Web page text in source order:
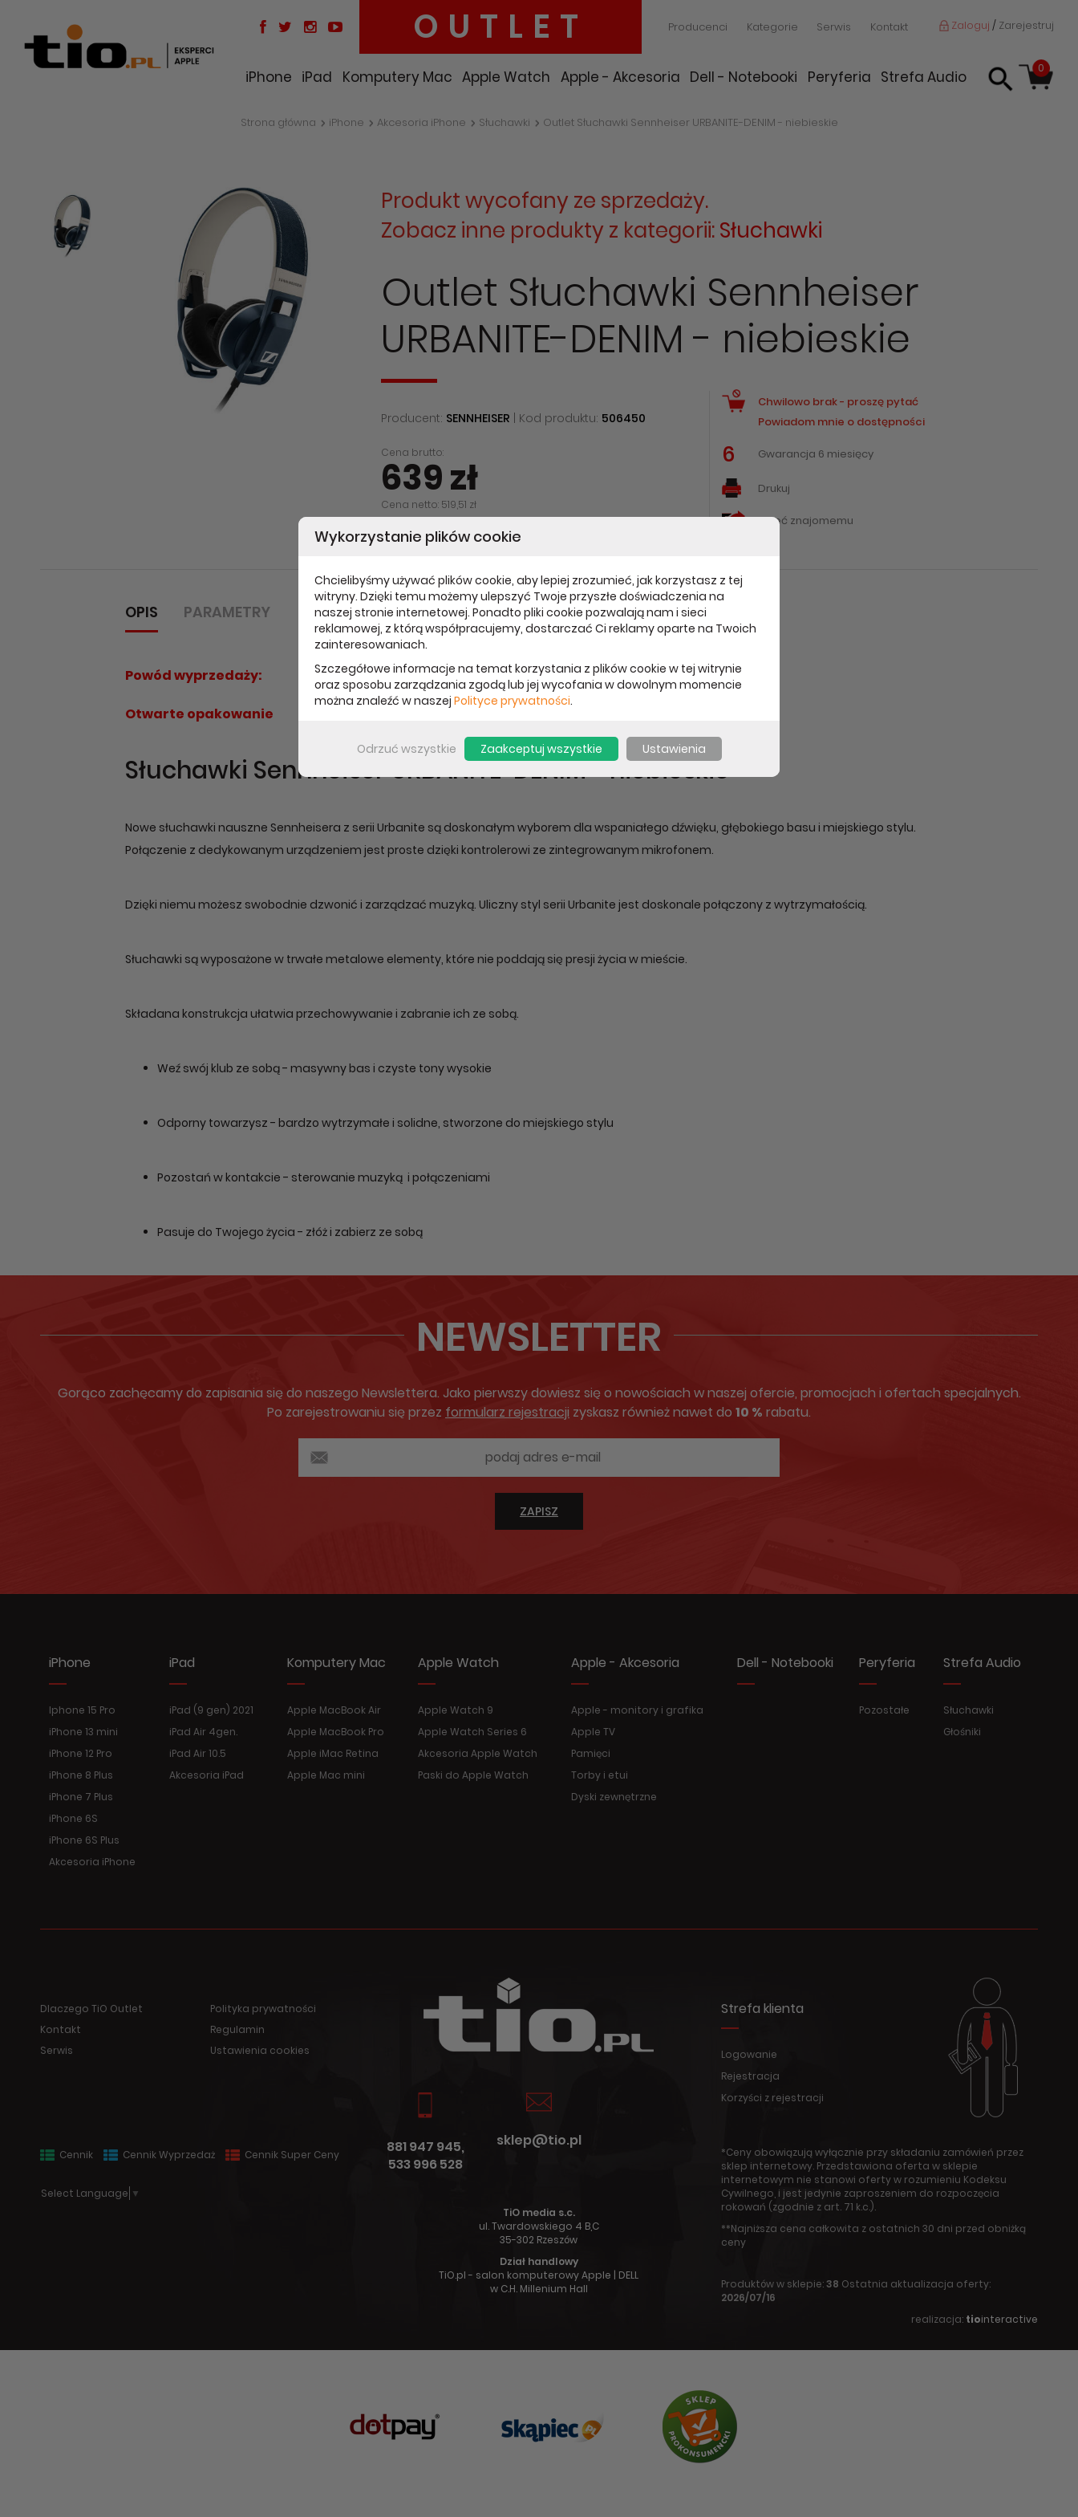
OUTLET Producenci Kategorie Serwis Kontakt Zaloguj / Zarejestruj
0
iPhone iPad Komputery Mac Apple Watch Apple - Akcesoria Dell - Notebooki Peryferia Strefa Audio
Strona główna iPhone Akcesoria iPhone Słuchawki Outlet Słuchawki Sennheiser URBANITE-DENIM - niebieskie
Produkt wycofany ze sprzedaży.
Zobacz inne produkty z kategorii:Słuchawki
Outlet Słuchawki Sennheiser
URBANITE-DENIM - niebieskie
Producent: SENNHEISER | Kod produktu: 506450
Cena brutto:
639 zł
Cena netto: 519,51 zł
Data aktualizacji: 05.01.2022
Chwilowo brak - proszę pytać
Powiadom mnie o dostępności
6 Gwarancja 6 miesięcy
Drukuj
Poleć znajomemu
OPIS PARAMETRY
Powód wyprzedaży:
Otwarte opakowanie
Słuchawki Sennheiser URBANITE-DENIM - niebieskie
Nowe słuchawki nauszne Sennheisera z serii Urbanite są doskonałym wyborem dla wspaniałego dźwięku, głębokiego basu i miejskiego stylu.
Połączenie z dedykowanym urządzeniem jest proste dzięki kontrolerowi ze zintegrowanym mikrofonem.
Dzięki niemu możesz swobodnie dzwonić i zarządzać muzyką. Uliczny styl serii Urbanite jest doskonale połączony z wytrzymałością.
Słuchawki są wyposażone w trwałe metalowe elementy, które nie poddają się presji życia w mieście.
Składana konstrukcja ułatwia przechowywanie i zabranie ich ze sobą.
Weź swój klub ze sobą - masywny bas i czyste tony wysokie
Odporny towarzysz - bardzo wytrzymałe i solidne, stworzone do miejskiego stylu
Pozostań w kontakcie - sterowanie muzyką i połączeniami
Pasuje do Twojego życia - złóż i zabierz ze sobą
NEWSLETTER
Gorąco zachęcamy do zapisania się do naszego Newslettera. Jako pierwszy dowiesz się o nowościach w naszej ofercie, promocjach i ofertach specjalnych.
Po zarejestrowaniu się przez formularz rejestracji zyskasz również nawet do 10 % rabatu.
ZAPISZ
iPhone
Iphone 15 Pro
iPhone 13 mini
iPhone 12 Pro
iPhone 8 Plus
iPhone 7 Plus
iPhone 6S
iPhone 6S Plus
Akcesoria iPhone
iPad
iPad (9 gen) 2021
iPad Air 4gen.
iPad Air 10.5
Akcesoria iPad
Komputery Mac
Apple MacBook Air
Apple MacBook Pro
Apple iMac Retina
Apple Mac mini
Apple Watch
Apple Watch 9
Apple Watch Series 6
Akcesoria Apple Watch
Paski do Apple Watch
Apple - Akcesoria
Apple - monitory i grafika
Apple TV
Pamięci
Torby i etui
Dyski zewnętrzne
Dell - Notebooki Peryferia
Pozostałe
Strefa Audio
Słuchawki
Głośniki
Dlaczego TiO Outlet
Kontakt
Serwis
Polityka prywatności
Regulamin
Ustawienia cookies
Cennik Cennik Wyprzedaż Cennik Super Ceny
Select Language ▼
Strefa klienta
Logowanie
Rejestracja
Korzyści z rejestracji
*Ceny obowiązują wyłącznie przy składaniu zamówień przez
sklep internetowy. Przedstawiona oferta w sklepie
internetowym nie stanowi oferty w rozumieniu Kodeksu
Cywilnego, i jest jedynie zaproszeniem do rozpoczęcia
rokowań (zgodnie z art. 71 k.c.).
**Najniższa cena całkowita z ostatnich 30 dni przed obniżką
ceny
Produktów w sklepie:38 Ostatnia aktualizacja oferty:
2026/07/16
881 947 945,
533 996 528
sklep@tio.pl
TiO media s.c.
ul. Twardowskiego 4 B,C
35-302 Rzeszów
Dział handlowy
TiO.pl - salon komputerowy Apple | DELL
w C.H. Millenium Hall
realizacja: tiointeractive
Wykorzystanie plików cookie
Chcielibyśmy używać plików cookie, aby lepiej zrozumieć, jak korzystasz z tej
witryny. Dzięki temu możemy ulepszyć Twoje przyszłe doświadczenia na
naszej stronie internetowej. Ponadto pliki cookie pozwalają nam i sieci
reklamowej, z którą współpracujemy, dostarczać Ci reklamy oparte na Twoich
zainteresowaniach.
Szczegółowe informacje na temat korzystania z plików cookie w tej witrynie
oraz sposobu zarządzania zgodą lub jej wycofania w dowolnym momencie
można znaleźć w naszej Polityce prywatności.
Odrzuć wszystkie Zaakceptuj wszystkie Ustawienia